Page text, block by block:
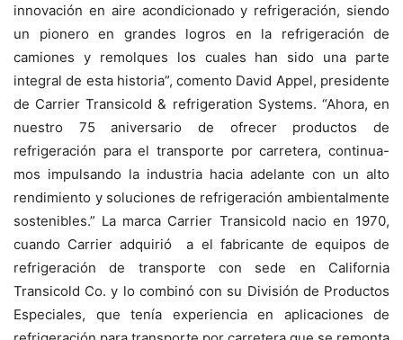
innovación en aire acondicionado y refrigeración, siendo
un pionero en grandes logros en la refrigeración de
camiones y remolques los cuales han sido una parte
integral de esta historia”, comento David Appel, presidente
de Carrier Transicold & refrigeration Systems. “Ahora, en
nuestro 75 aniversario de ofrecer productos de
refrigeración para el transporte por carretera, continua-
mos impulsando la industria hacia adelante con un alto
rendimiento y soluciones de refrigeración ambientalmente
sostenibles.” La marca Carrier Transicold nacio en 1970,
cuando Carrier adquirió
a el fabricante de equipos de
refrigeración de transporte con sede en California
Transicold Co. y lo combinó con su División de Productos
Especiales, que tenía experiencia en aplicaciones de